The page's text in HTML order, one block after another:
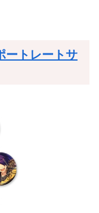
ートレートサ